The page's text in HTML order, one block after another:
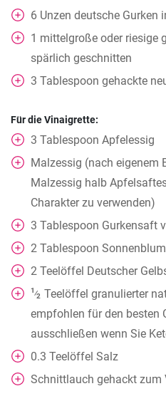
6 Unzen deutsche Gurken
1 mittelgroße oder riesige
spärlich geschnitten
3 Tablespoon gehackte
Für die Vinaigrette:
3 Tablespoon Apfelessig
Malzessig (nach eigenem
Malzessig halb
Charakter zu verwenden)
3 Tablespoon Gurkensaft
2 Tablespoon
2 Teelöffel Deutscher
1⁄2 Teelöffel granulierter
empfohlen für den besten
ausschließen wenn Sie
0.3 Teelöffel Salz
Schnittlauch gehackt zum